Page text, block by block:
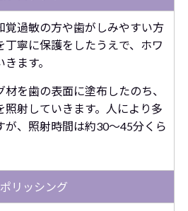
過敏の方や歯がしみやすい方
丁寧に保護をしたうえで、ホワ
ます。
を歯の表面に塗布したのち、
射していきます。人により多
が、照射時間は約30～45分くら
リッシング